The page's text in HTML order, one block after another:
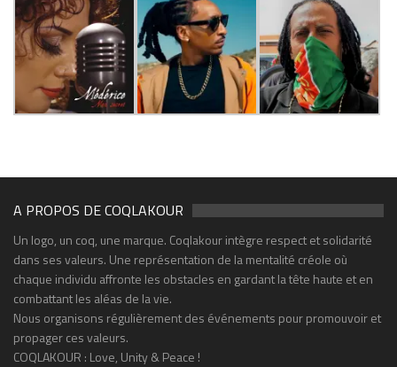
A PROPOS DE COQLAKOUR
Un logo, un coq, une marque. Coqlakour intègre respect et solidarité
dans ses valeurs. Une représentation de la mentalité créole où
chaque individu affronte les obstacles en gardant la tête haute et en
combattant les aléas de la vie.
Nous organisons régulièrement des événements pour promouvoir et
propager ces valeurs.
COQLAKOUR : Love, Unity & Peace !